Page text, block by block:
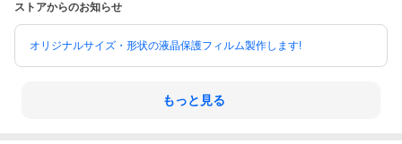
ストアからのお知らせ
オリジナルサイズ・形状の液晶保護フィルム製作します!
もっと見る